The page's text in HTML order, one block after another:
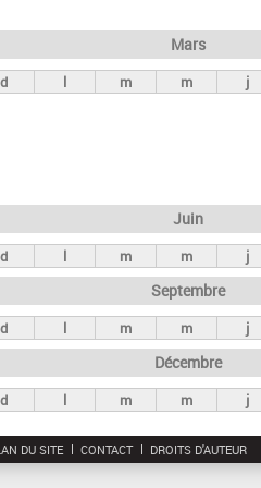
r
c
Mars
d l m m j
Juin
d l m m j
Septembre
d l m m j
Décembre
d l m m j
DU SITE CONTACT DROITS D'AUTEUR